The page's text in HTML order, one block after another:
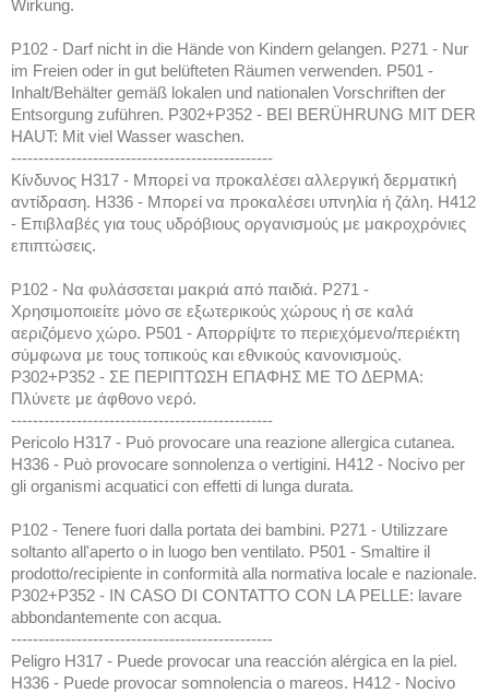
Wirkung.
P102 - Darf nicht in die Hände von Kindern gelangen. P271 - Nur
im Freien oder in gut belüfteten Räumen verwenden. P501 -
Inhalt/Behälter gemäß lokalen und nationalen Vorschriften der
Entsorgung zuführen. P302+P352 - BEI BERÜHRUNG MIT DER
HAUT: Mit viel Wasser waschen.
------------------------------------------------
Κίνδυνος H317 - Μπορεί να προκαλέσει αλλεργική δερματική
αντίδραση. H336 - Μπορεί να προκαλέσει υπνηλία ή ζάλη. H412
- Επιβλαβές για τους υδρόβιους οργανισμούς με μακροχρόνιες
επιπτώσεις.
P102 - Να φυλάσσεται μακριά από παιδιά. P271 -
Χρησιμοποιείτε μόνο σε εξωτερικούς χώρους ή σε καλά
αεριζόμενο χώρο. P501 - Απορρίψτε το περιεχόμενο/περιέκτη
σύμφωνα με τους τοπικούς και εθνικούς κανονισμούς.
P302+P352 - ΣΕ ΠΕΡΙΠΤΩΣΗ ΕΠΑΦΗΣ ΜΕ ΤΟ ΔΕΡΜΑ:
Πλύνετε με άφθονο νερό.
------------------------------------------------
Pericolo H317 - Può provocare una reazione allergica cutanea.
H336 - Può provocare sonnolenza o vertigini. H412 - Nocivo per
gli organismi acquatici con effetti di lunga durata.
P102 - Tenere fuori dalla portata dei bambini. P271 - Utilizzare
soltanto all'aperto o in luogo ben ventilato. P501 - Smaltire il
prodotto/recipiente in conformità alla normativa locale e nazionale.
P302+P352 - IN CASO DI CONTATTO CON LA PELLE: lavare
abbondantemente con acqua.
------------------------------------------------
Peligro H317 - Puede provocar una reacción alérgica en la piel.
H336 - Puede provocar somnolencia o mareos. H412 - Nocivo